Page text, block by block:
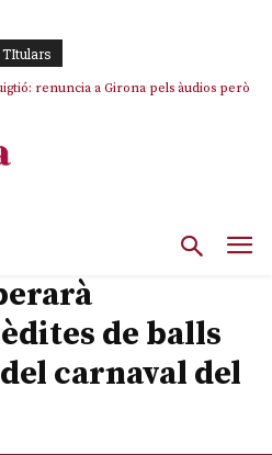
TItulars
renuncia a Girona pels àudios però
“fora” del repartiment dels menors
de balls
carnaval del